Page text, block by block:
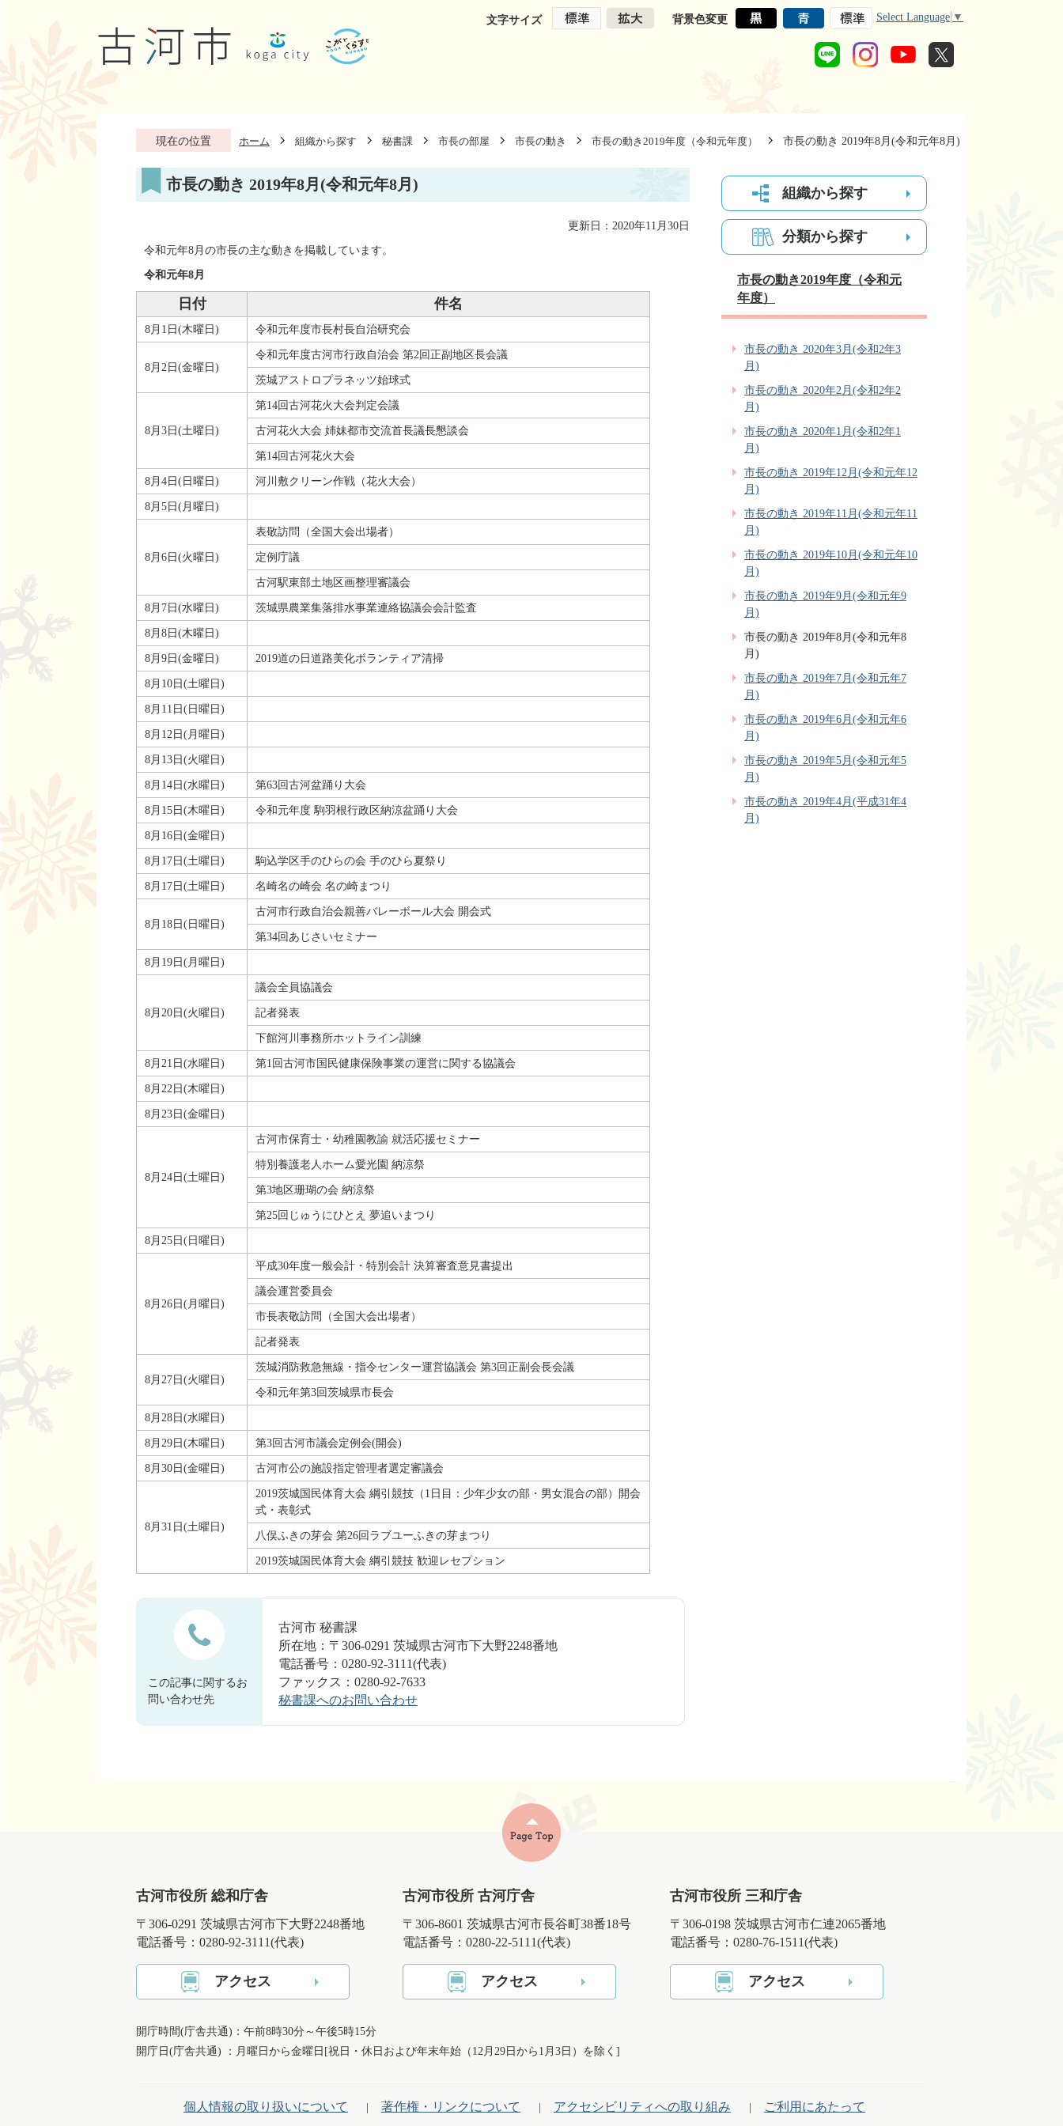
文字サイズ 背景色変更 Select Language ▼
現在の位置 ホーム 組織から探す 秘書課 市長の部屋 市長の動き 市長の動き2019年度（令和元年度） 市長の動き 2019年8月(令和元年8月)
市長の動き 2019年8月(令和元年8月)
更新日：2020年11月30日
令和元年8月の市長の主な動きを掲載しています。
令和元年8月
日付 件名
8月1日(木曜日) 令和元年度市長村長自治研究会
8月2日(金曜日)
令和元年度古河市行政自治会 第2回正副地区長会議
茨城アストロプラネッツ始球式
8月3日(土曜日)
第14回古河花火大会判定会議
古河花火大会 姉妹都市交流首長議長懇談会
第14回古河花火大会
8月4日(日曜日)
河川敷クリーン作戦（花火大会）
8月5日(月曜日)
8月6日(火曜日)
表敬訪問（全国大会出場者）
定例庁議
古河駅東部土地区画整理審議会
8月7日(水曜日)
茨城県農業集落排水事業連絡協議会会計監査
8月8日(木曜日)
8月9日(金曜日)
2019道の日道路美化ボランティア清掃
8月10日(土曜日)
8月11日(日曜日)
8月12日(月曜日)
8月13日(火曜日)
8月14日(水曜日)
第63回古河盆踊り大会
8月15日(木曜日)
令和元年度 駒羽根行政区納涼盆踊り大会
8月16日(金曜日)
8月17日(土曜日)
駒込学区手のひらの会 手のひら夏祭り
8月17日(土曜日)
名崎名の崎会 名の崎まつり
8月18日(日曜日)
古河市行政自治会親善バレーボール大会 開会式
第34回あじさいセミナー
8月19日(月曜日)
8月20日(火曜日)
議会全員協議会
記者発表
下館河川事務所ホットライン訓練
8月21日(水曜日)
第1回古河市国民健康保険事業の運営に関する協議会
8月22日(木曜日)
8月23日(金曜日)
8月24日(土曜日)
古河市保育士・幼稚園教諭 就活応援セミナー
特別養護老人ホーム愛光園 納涼祭
第3地区珊瑚の会 納涼祭
第25回じゅうにひとえ 夢追いまつり
8月25日(日曜日)
8月26日(月曜日)
平成30年度一般会計・特別会計 決算審査意見書提出
議会運営委員会
市長表敬訪問（全国大会出場者）
記者発表
8月27日(火曜日)
茨城消防救急無線・指令センター運営協議会 第3回正副会長会議
令和元年第3回茨城県市長会
8月28日(水曜日)
8月29日(木曜日)
第3回古河市議会定例会(開会)
8月30日(金曜日)
古河市公の施設指定管理者選定審議会
8月31日(土曜日)
2019茨城国民体育大会 綱引競技（1日目：少年少女の部・男女混合の部）開会
式・表彰式
八俣ふきの芽会 第26回ラブユーふきの芽まつり
2019茨城国民体育大会 綱引競技 歓迎レセプション
この記事に関するお
問い合わせ先
古河市 秘書課
所在地：〒306-0291 茨城県古河市下大野2248番地
電話番号：0280-92-3111(代表)
ファックス：0280-92-7633
秘書課へのお問い合わせ
組織から探す
分類から探す
市長の動き2019年度（令和元
年度）
市長の動き 2020年3月(令和2年3
月)
市長の動き 2020年2月(令和2年2
月)
市長の動き 2020年1月(令和2年1
月)
市長の動き 2019年12月(令和元年12
月)
市長の動き 2019年11月(令和元年11
月)
市長の動き 2019年10月(令和元年10
月)
市長の動き 2019年9月(令和元年9
月)
市長の動き 2019年8月(令和元年8
月)
市長の動き 2019年7月(令和元年7
月)
市長の動き 2019年6月(令和元年6
月)
市長の動き 2019年5月(令和元年5
月)
市長の動き 2019年4月(平成31年4
月)
古河市役所 総和庁舎
〒306-0291 茨城県古河市下大野2248番地
電話番号：0280-92-3111(代表)
アクセス
古河市役所 古河庁舎
〒306-8601 茨城県古河市長谷町38番18号
電話番号：0280-22-5111(代表)
アクセス
古河市役所 三和庁舎
〒306-0198 茨城県古河市仁連2065番地
電話番号：0280-76-1511(代表)
アクセス
開庁時間(庁舎共通)：午前8時30分～午後5時15分
開庁日(庁舎共通) ：月曜日から金曜日[祝日・休日および年末年始（12月29日から1月3日）を除く]
個人情報の取り扱いについて 著作権・リンクについて アクセシビリティへの取り組み ご利用にあたって